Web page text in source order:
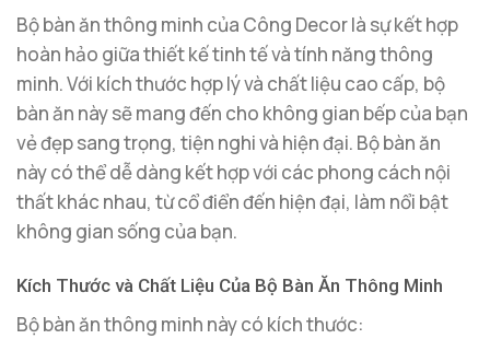
Bộ bàn ăn thông minh của Công Decor là sự kết hợp
hoàn hảo giữa thiết kế tinh tế và tính năng thông
minh. Với kích thước hợp lý và chất liệu cao cấp, bộ
bàn ăn này sẽ mang đến cho không gian bếp của bạn
vẻ đẹp sang trọng, tiện nghi và hiện đại. Bộ bàn ăn
này có thể dễ dàng kết hợp với các phong cách nội
thất khác nhau, từ cổ điển đến hiện đại, làm nổi bật
không gian sống của bạn.
Kích Thước và Chất Liệu Của Bộ Bàn Ăn Thông Minh
Bộ bàn ăn thông minh này có kích thước: